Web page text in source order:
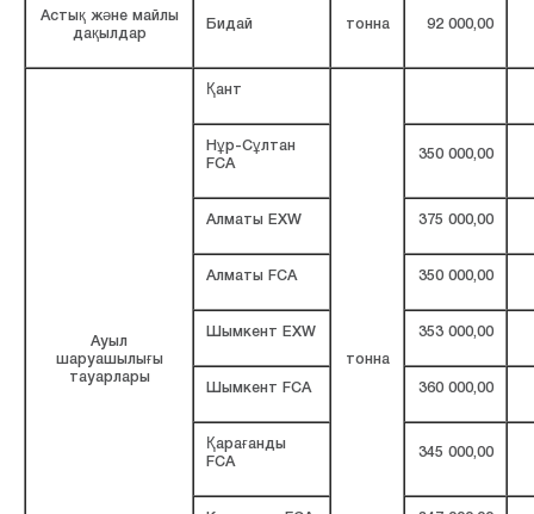
Астық және майлы
дақылдар
Бидай тонна 92 000,00
Ауыл
шаруашылығы
тауарлары
Қант
тонна
Нұр-Сұлтан
FCA
350 000,00
Алматы EXW 375 000,00
Алматы FCA 350 000,00
Шымкент EXW 353 000,00
Шымкент FCA 360 000,00
Қарағанды
FCA
345 000,00